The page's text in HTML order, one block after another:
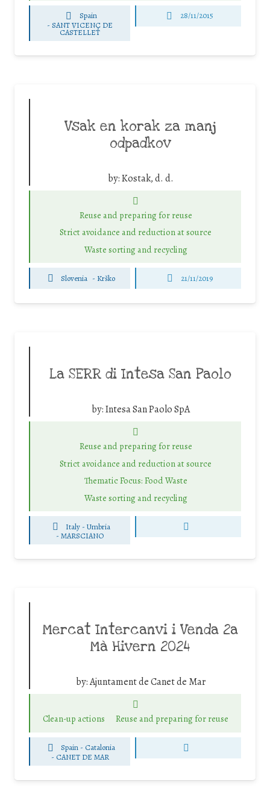
Spain
-SANT VICENÇ DE
CASTELLET
28/11/2015
Vsak en korak za manj
odpadkov
by:Kostak, d. d.
Reuse and preparing for reuse
Strict avoidance and reduction at source
Waste sorting and recycling
Slovenia - Krško 21/11/2019
La SERR di Intesa San Paolo
by:Intesa San Paolo SpA
Reuse and preparing for reuse
Strict avoidance and reduction at source
Thematic Focus: Food Waste
Waste sorting and recycling
Italy - Umbria
-MARSCIANO
Mercat Intercanvi i Venda 2a
Mà Hivern 2024
by:Ajuntament de Canet de Mar
Clean-up actions Reuse and preparing for reuse
Spain - Catalonia
- CANET DE MAR